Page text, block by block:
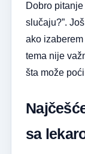
Dobro
slučaju?”.
ako
tema nije
šta može
sa